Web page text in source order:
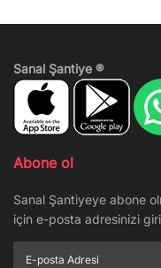
Sanal Şantiye ®
Abone ol
Sanal Şantiyeye abone
için e-posta adresinizi